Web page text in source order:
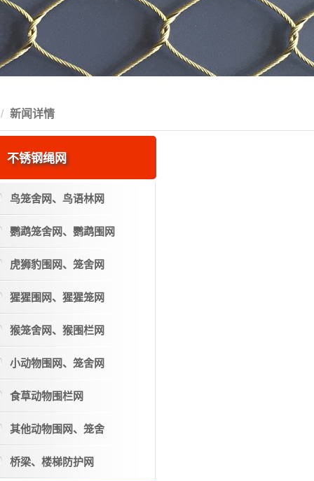
新闻详情
不锈钢绳网
鸟笼舍网、鸟语林网
鹦鹉笼舍网、鹦鹉围网
虎狮豹围网、笼舍网
猩猩围网、猩猩笼网
猴笼舍网、猴围栏网
小动物围网、笼舍网
食草动物围栏网
其他动物围网、笼舍
桥梁、楼梯防护网